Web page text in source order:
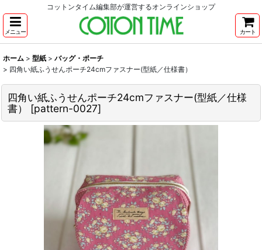
コットンタイム編集部が運営するオンラインショップ
メニュー カート
ホーム > 型紙 > バッグ・ポーチ
> 四角い紙ふうせんポーチ24cmファスナー(型紙／仕様書）
四角い紙ふうせんポーチ24cmファスナー(型紙／仕様
書）
[pattern-0027]